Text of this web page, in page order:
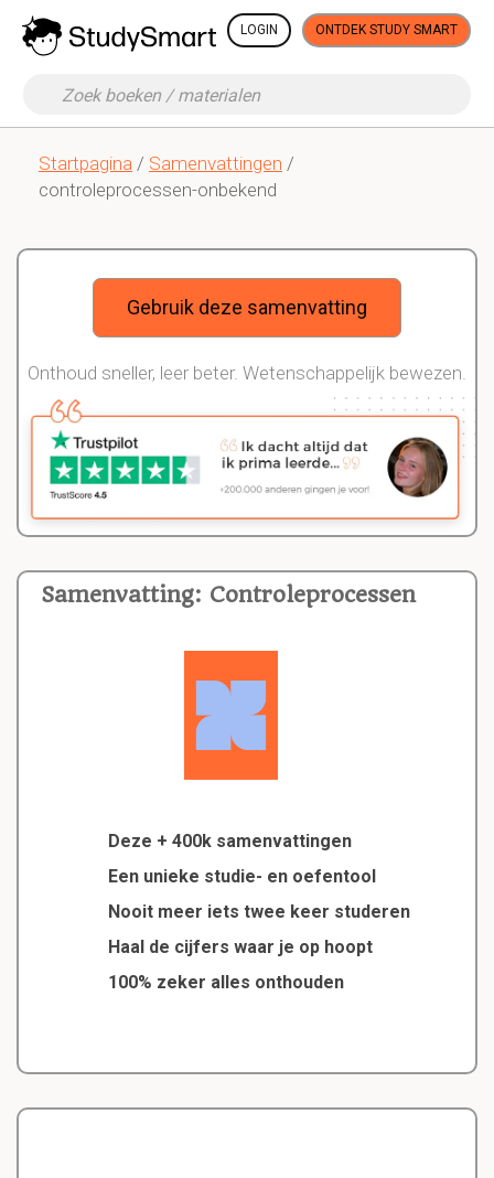
LOGIN ONTDEK STUDY SMART
Startpagina / Samenvattingen /
controleprocessen-onbekend
Samenvatting: Controleprocessen
Deze + 400k samenvattingen
Een unieke studie- en oefentool
Nooit meer iets twee keer studeren
Haal de cijfers waar je op hoopt
100% zeker alles onthouden
Gebruik deze samenvatting
Onthoud sneller, leer beter. Wetenschappelijk bewezen.